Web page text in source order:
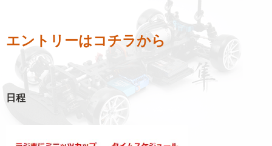
エントリーはコチラから
日程